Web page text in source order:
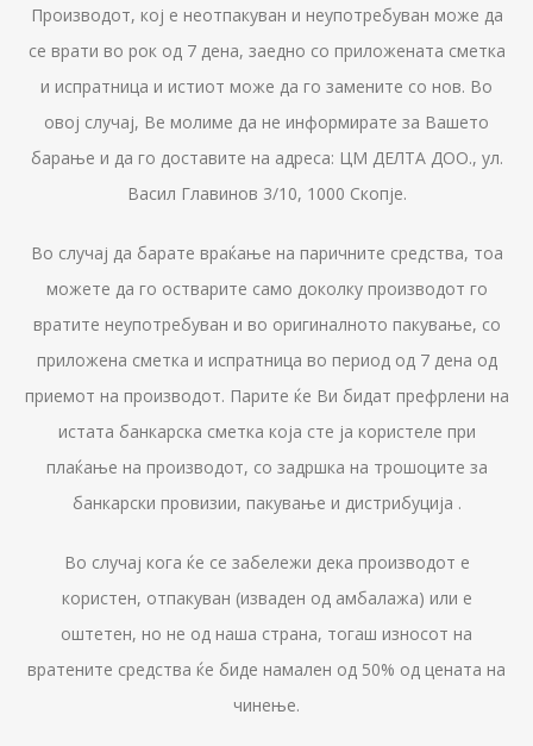
Производот, кој е неотпакуван и неупотребуван може да
се врати во рок од 7 дена, заедно со приложената сметка
и испратница и истиот може да го замените со нов. Во
овој случај, Ве молимe да не информирате за Вашето
барање и да го доставите на адреса: ЦМ ДЕЛТА ДОО., ул.
Васил Главинов 3/10, 1000 Скопје.
Во случај да барате враќање на паричните средства, тоа
можете да го остварите само доколку производот го
вратите неупотребуван и во оригиналното пакување, со
приложена сметка и испратница во период од 7 дена од
приемот на производот. Парите ќе Ви бидат префрлени на
истата банкарска сметка која сте ја користеле при
плаќање на производот, со задршка на трошоците за
банкарски провизии, пакување и дистрибуција .
Во случај кога ќе се забележи дека производот е
користен, отпакуван (изваден од амбалажа) или е
оштетен, но не од наша страна, тогаш износот на
вратените средства ќе биде намален од 50% од цената на
чинење.